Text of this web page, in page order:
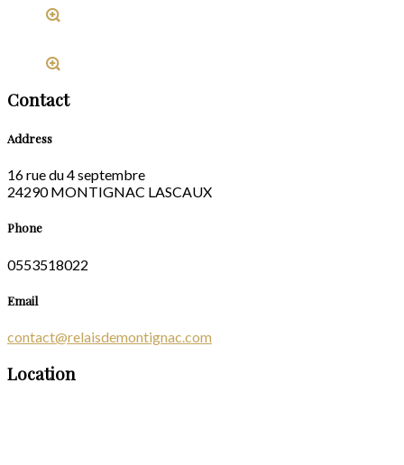
Contact
Address
16 rue du 4 septembre
24290 MONTIGNAC LASCAUX
Phone
0553518022
Email
contact@relaisdemontignac.com
Location